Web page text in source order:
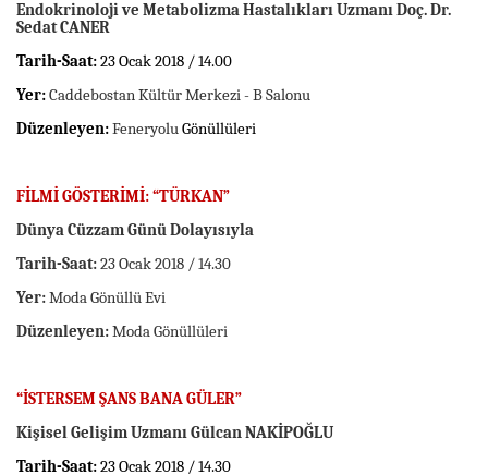
Endokrinoloji ve Metabolizma Hastalıkları Uzmanı Doç. Dr.
Sedat CANER
Tarih-Saat:23 Ocak 2018 / 14.00
Yer:Caddebostan Kültür Merkezi - B Salonu
Düzenleyen:FeneryoluGönüllüleri
FİLMİ GÖSTERİMİ:“TÜRKAN”
Dünya Cüzzam Günü Dolayısıyla
Tarih-Saat:23 Ocak 2018 / 14.30
Yer:Moda Gönüllü Evi
Düzenleyen:Moda Gönüllüleri
“İSTERSEM ŞANS BANA GÜLER”
Kişisel Gelişim Uzmanı Gülcan NAKİPOĞLU
Tarih-Saat:23 Ocak 2018 / 14.30